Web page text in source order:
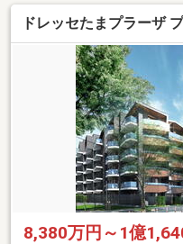
ドレッセたまプラーザ
8,380万円～1億